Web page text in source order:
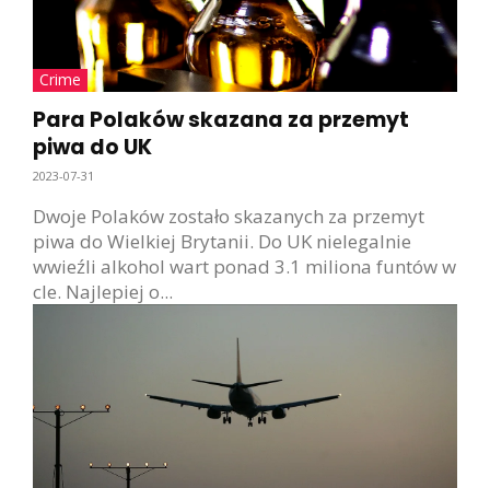
Crime
Para Polaków skazana za przemyt
piwa do UK
2023-07-31
Dwoje Polaków zostało skazanych za przemyt
piwa do Wielkiej Brytanii. Do UK nielegalnie
wwieźli alkohol wart ponad 3.1 miliona funtów w
cle. Najlepiej o...